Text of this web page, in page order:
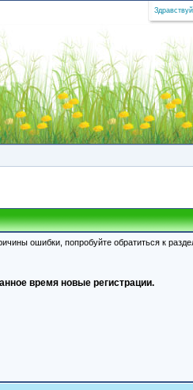
ошибки, попробуйте обратиться к
время новые регистрации.